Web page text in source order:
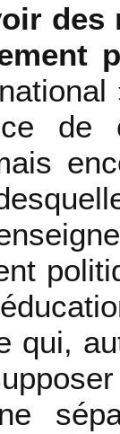
de
qui,